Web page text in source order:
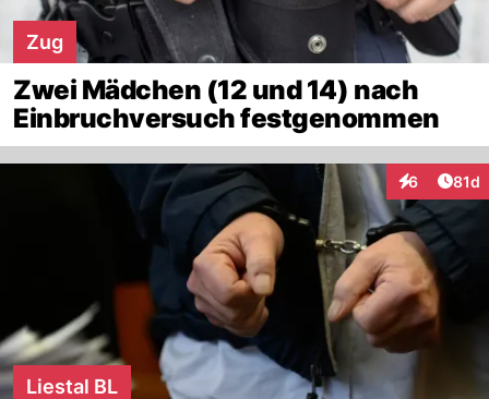
Zug
Zwei Mädchen (12 und 14) nach
Einbruchversuch festgenommen
6
Interaktionen
81d
Liestal BL